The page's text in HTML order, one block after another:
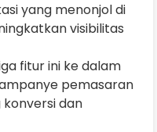
yang menonjol di
visibilitas
fitur ini ke dalam
pemasaran
dan